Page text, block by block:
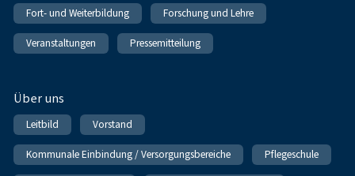
Fort- und Weiterbildung Forschung und Lehre
Veranstaltungen Pressemitteilung
Über uns
Leitbild Vorstand
Kommunale Einbindung / Versorgungsbereiche Pflegeschule